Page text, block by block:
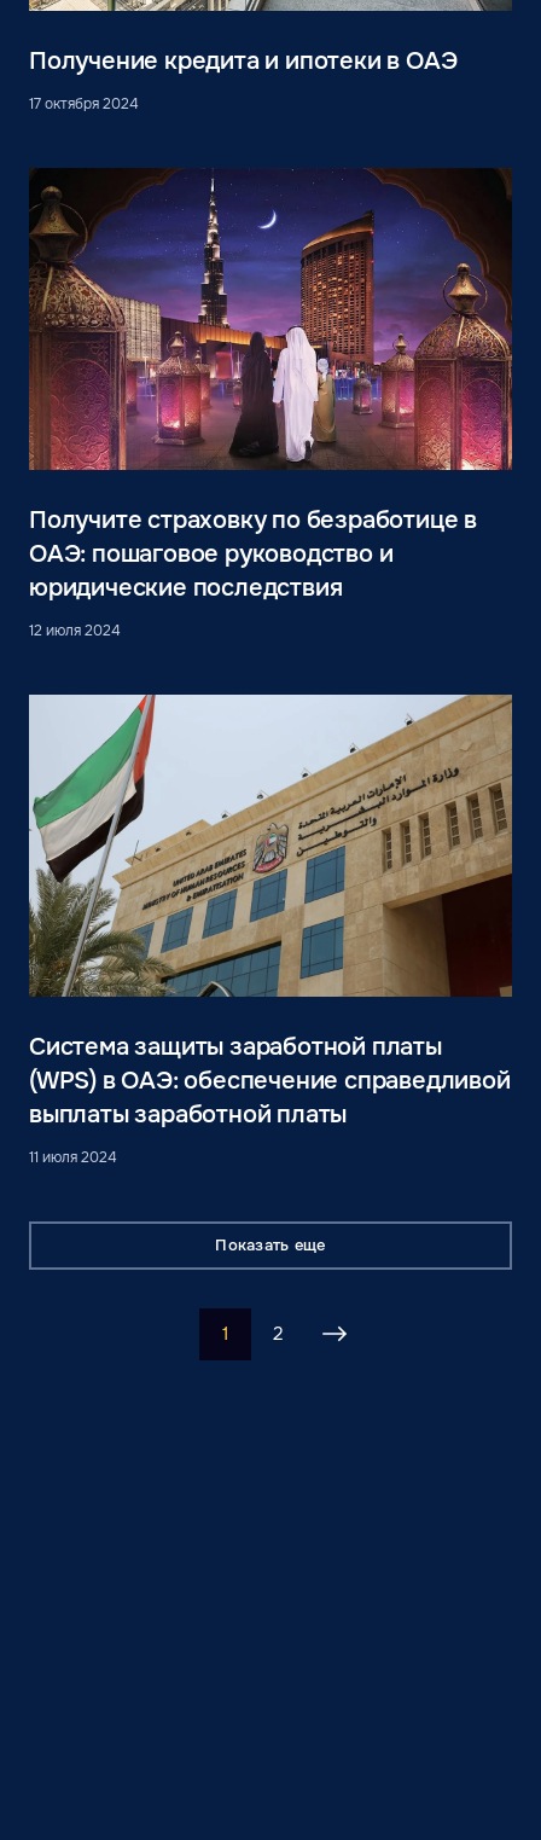
Получение кредита и ипотеки в ОАЭ
17 октября 2024
Получите страховку по безработице в
ОАЭ: пошаговое руководство и
юридические последствия
12 июля 2024
Система защиты заработной платы
(WPS) в ОАЭ: обеспечение справедливой
выплаты заработной платы
11 июля 2024
Показать еще
1 2